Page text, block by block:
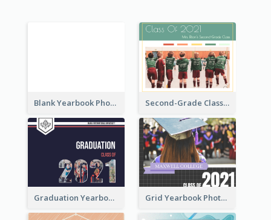
Blank Yearbook Photo Book Second-Grade Class Yearbook Photo Book
Graduation Yearbook Photo Book Grid Yearbook Photo Book